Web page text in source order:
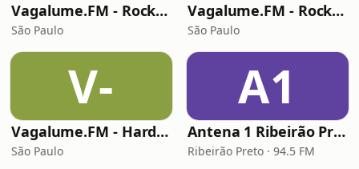
Vagalume.FM - Rock Clássico
São Paulo
Vagalume.FM - Rock - De Bowie ao século 21
São Paulo
V-
Vagalume.FM - Hardcore & Metalcore
São Paulo
A1
Antena 1 Ribeirão Preto
Ribeirão Preto · 94.5 FM